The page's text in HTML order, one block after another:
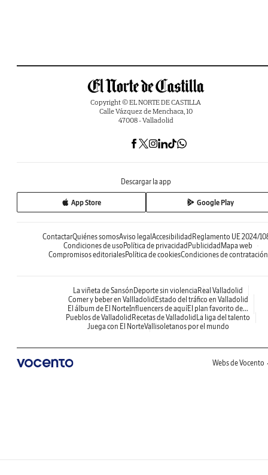
Copyright © EL NORTE DE CASTILLA
Calle Vázquez de Menchaca, 10
47008 - Valladolid
Descargar la app
App Store Google Play
ContactarQuiénes somosAviso legal Accesibilidad Reglamento UE 2024/
Condiciones de uso Política de privacidad Publicidad Mapa web
Compromisos editorialesPolítica de cookiesCondiciones de contratación
La viñeta de Sansón Deporte sin violencia Real Valladolid
Comer y beber en Vallladolid Estado del tráfico en Valladolid
El álbum de El NorteInfluencers de aquíEl plan favorito de...
Pueblos de Valladolid Recetas de Valladolid La liga del talento
Juega con El NorteVallisoletanos por el mundo
Webs de Vocento